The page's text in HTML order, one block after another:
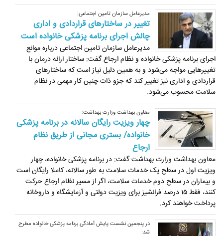
مدیرعامل سازمان تامین اجتماعی:
تغییر در ساختارهای قراردادی و اداری
چالش اجرای برنامه پزشکی خانواده است
مدیرعامل سازمان تامین اجتماعی درباره موانع
اجرای برنامه پزشکی خانواده و نظام ارجاع گفت: ساختار ارائه درمان با
تغییرهایی مواجه می‌شود و به همین دلیل نیاز است که ساختارهای
قراردادی و اداری نیز تغییر کند که جزو ذات چنین کار مهمی در نظام
سلامت محسوب می‌شود.
معاون بهداشت وزارت بهداشت:
چهار ویزیت رایگان سالانه در برنامه پزشکی
خانواده/ بستری مجانی از طریق نظام
ارجاع
معاون بهداشت وزارت بهداشت گفت: در برنامه پزشکی خانواده، چهار
ویزیت اول در سطح یک خدمات سلامت به طور سالانه، کاملا رایگان است
و بیماران در سطح دوم خدمات سلامت، اگر از مسیر نظام ارجاع حرکت
کنند، فقط ۱۵ درصد فرانشیز برای ویزیت دولتی و آزمایشگاه و داروخانه
پرداخت خواهند کرد.
در پنجمین نشست پایش آمادگی برنامه پزشکی خانواده مطرح
شد: